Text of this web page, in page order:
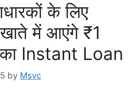
के लिए
में आएंगे ₹1
Instant Loan
by Msvc